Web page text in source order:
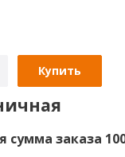
Купить
заказа